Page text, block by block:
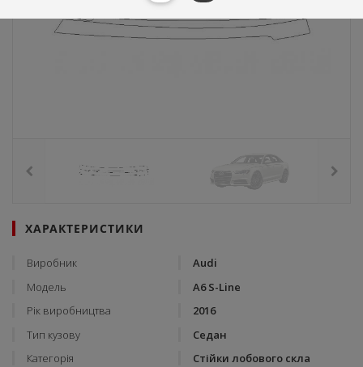
ХАРАКТЕРИСТИКИ
Виробник
Audi
Модель
A6 S-Line
Рік виробництва
2016
Тип кузову
Седан
Категорія
Стійки лобового скла